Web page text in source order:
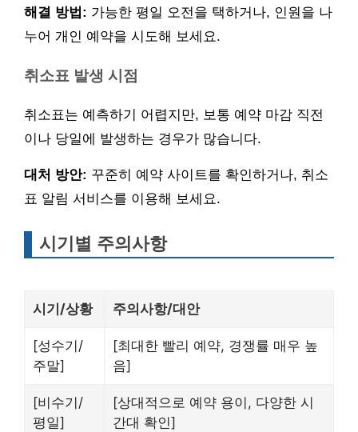
해결 방법: 가능한 평일 오전을 택하거나, 인원을 나
누어 개인 예약을 시도해 보세요.
취소표 발생 시점
취소표는 예측하기 어렵지만, 보통 예약 마감 직전
이나 당일에 발생하는 경우가 많습니다.
대처 방안: 꾸준히 예약 사이트를 확인하거나, 취소
표 알림 서비스를 이용해 보세요.
시기별 주의사항
시기/상황 주의사항/대안
[성수기/
주말]
[최대한 빨리 예약, 경쟁률 매우 높
음]
[비수기/
평일]
[상대적으로 예약 용이, 다양한 시
간대 확인]